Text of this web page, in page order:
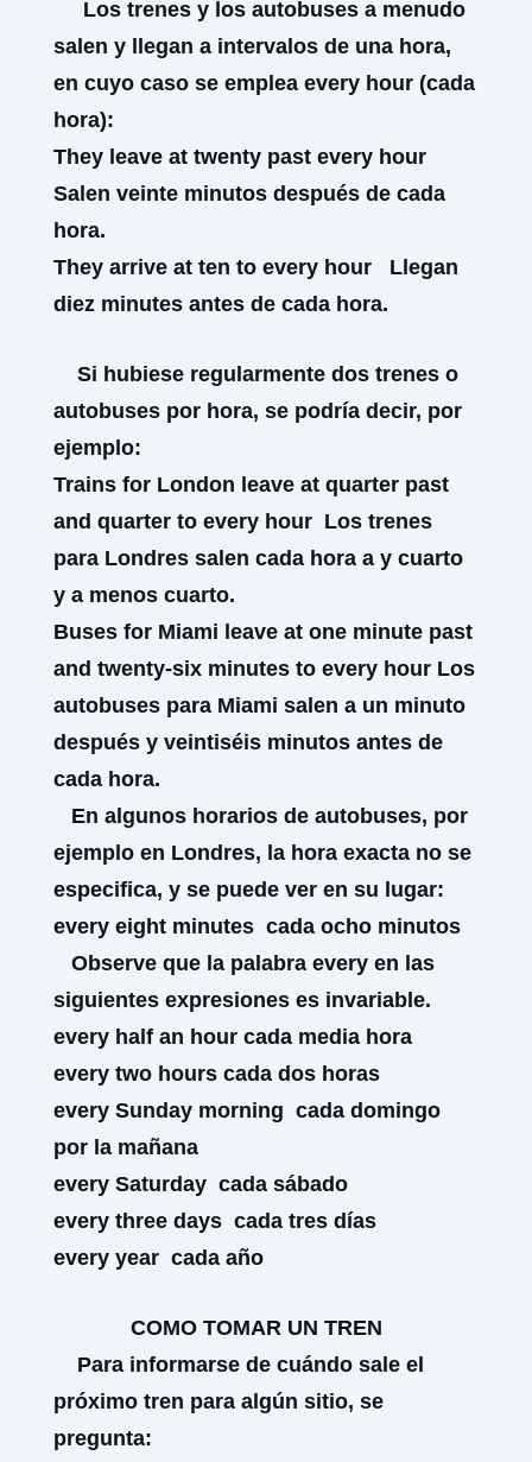
Los trenes y los autobuses a menudo
salen y llegan a intervalos de una hora,
en cuyo caso se emplea every hour (cada
hora):
They leave at twenty past every hour
Salen veinte minutos después de cada
hora.
They arrive at ten to every hour Llegan
diez minutes antes de cada hora.
Si hubiese regularmente dos trenes o
autobuses por hora, se podría decir, por
ejemplo:
Trains for London leave at quarter past
and quarter to every hour Los trenes
para Londres salen cada hora a y cuarto
y a menos cuarto.
Buses for Miami leave at one minute past
and twenty-six minutes to every hour Los
autobuses para Miami salen a un minuto
después y veintiséis minutos antes de
cada hora.
En algunos horarios de autobuses, por
ejemplo en Londres, la hora exacta no se
especifica, y se puede ver en su lugar:
every eight minutes cada ocho minutos
Observe que la palabra every en las
siguientes expresiones es invariable.
every half an hour cada media hora
every two hours cada dos horas
every Sunday morning cada domingo
por la mañana
every Saturday cada sábado
every three days cada tres días
every year cada año
COMO TOMAR UN TREN
Para informarse de cuándo sale el
próximo tren para algún sitio, se
pregunta: